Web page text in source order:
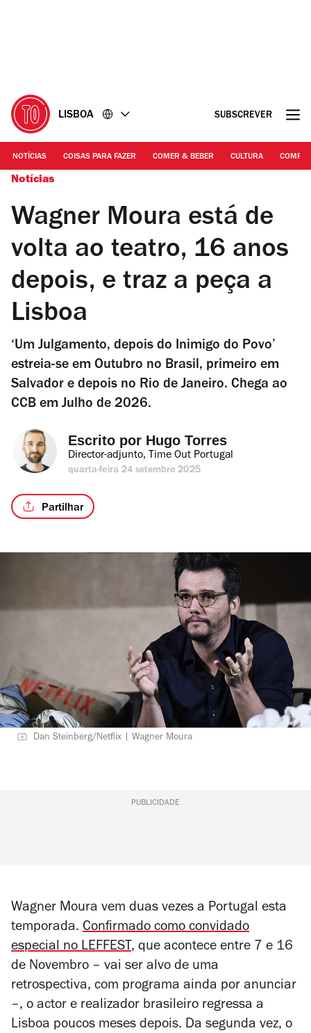
LISBOA SUBSCREVER
NOTÍCIAS COISAS PARA FAZER COMER & BEBER CULTURA
Notícias
Wagner Moura está de
volta ao teatro, 16 anos
depois, e traz a peça a
Lisboa
‘Um Julgamento, depois do Inimigo do Povo’
estreia-se em Outubro no Brasil, primeiro em
Salvador e depois no Rio de Janeiro. Chega ao
CCB em Julho de 2026.
Escrito por Hugo Torres
Director-adjunto, Time Out Portugal
quarta-feira 24 setembro 2025
Partilhar
Dan Steinberg/Netflix | Wagner Moura
PUBLICIDADE
Wagner Moura vem duas vezes a Portugal esta
temporada. Confirmado como convidado
especial no LEFFEST, que acontece entre 7 e 16
de Novembro – vai ser alvo de uma
retrospectiva, com programa ainda por anunciar
–, o actor e realizador brasileiro regressa a
Lisboa poucos meses depois. Da segunda vez, o